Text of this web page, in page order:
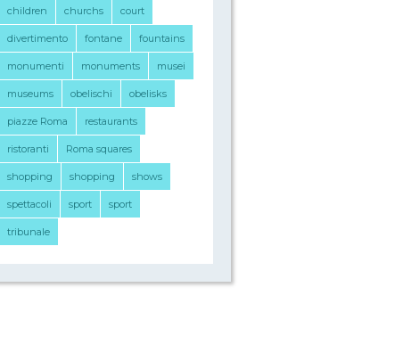
children churchs court
divertimento fontane fountains
monumenti monuments musei
museums obelischi obelisks
piazze Roma restaurants
ristoranti Roma squares
shopping shopping shows
spettacoli sport sport
tribunale